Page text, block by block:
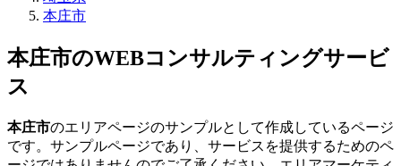
本庄市
本庄市のWEBコンサルティングサービ
ス
本庄市のエリアページのサンプルとして作成しているページ
です。サンプルページであり、サービスを提供するためのペ